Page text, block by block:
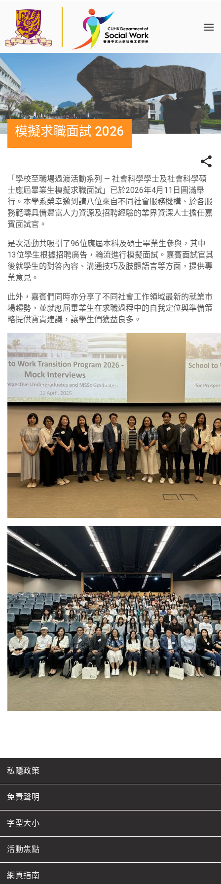
模擬求職面試 2026
「學校至職場過渡活動系列 — 社會科學學士及社會科學碩
士應屆畢業生模擬求職面試」已於2026年4月11日圓滿舉
行。本學系榮幸邀到請八位來自不同社會服務機構、於各服
務範疇具備豐富人力資源及招聘經驗的業界資深人士擔任嘉
賓面試官。
是次活動共吸引了96位應屆本科及碩士畢業生參與，其中
13位學生根據招聘廣告，輪流進行模擬面試。嘉賓面試官其
後就學生的對答內容、溝通技巧及肢體語言等方面，提供專
業意見。
此外，嘉賓們同時亦分享了不同社會工作領域最新的就業市
場趨勢，並就應屆畢業生在求職過程中的自我定位與準備策
略提供寶貴建議，讓學生們獲益良多。
私隱政策
免責聲明
字型大小
活動焦點
網頁指南